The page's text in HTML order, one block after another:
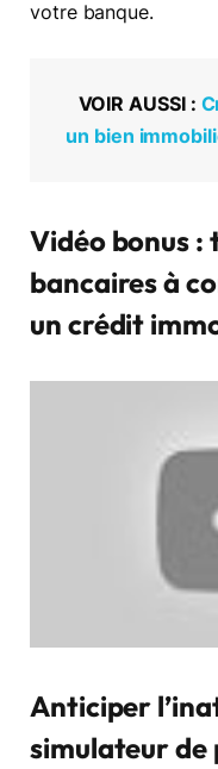
votre banque.
VOIR AUSSI :
un bien
Vidéo bonus :
bancaires à
un crédit
Anticiper
simulateur